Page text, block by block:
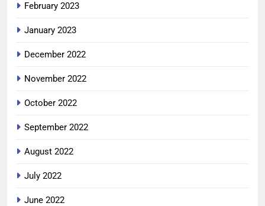
February 2023
January 2023
December 2022
November 2022
October 2022
September 2022
August 2022
July 2022
June 2022